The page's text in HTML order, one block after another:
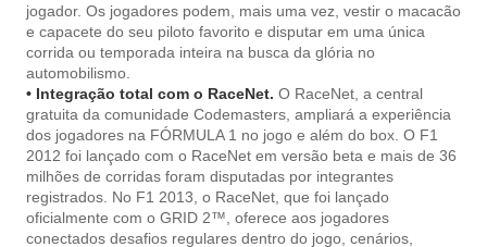
jogador. Os jogadores podem, mais uma vez, vestir o macacão
e capacete do seu piloto favorito e disputar em uma única
corrida ou temporada inteira na busca da glória no
automobilismo.
• Integração total com o RaceNet. O RaceNet, a central
gratuita da comunidade Codemasters, ampliará a experiência
dos jogadores na FÓRMULA 1 no jogo e além do box. O F1
2012 foi lançado com o RaceNet em versão beta e mais de 36
milhões de corridas foram disputadas por integrantes
registrados. No F1 2013, o RaceNet, que foi lançado
oficialmente com o GRID 2™, oferece aos jogadores
conectados desafios regulares dentro do jogo, cenários,